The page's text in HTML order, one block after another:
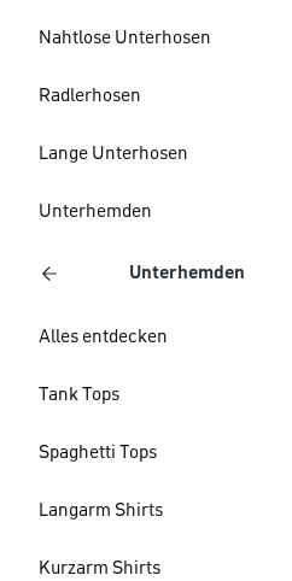
Nahtlose Unterhosen
Radlerhosen
Lange Unterhosen
Unterhemden
Unterhemden
Alles entdecken
Tank Tops
Spaghetti Tops
Langarm Shirts
Kurzarm Shirts